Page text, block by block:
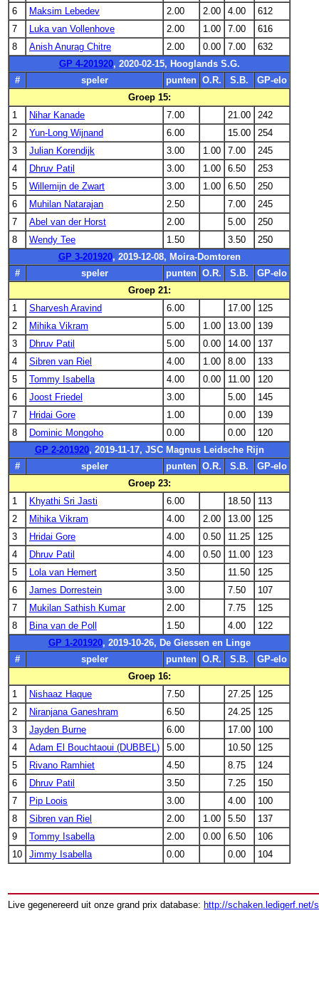
6
Maksim Lebedev 2.00 2.00 4.00
612
7
Luka van Vollenhove 2.00 1.00 7.00
616
8
Anish Anurag Chitre 2.00 0.00 7.00
632
GP 4-201920, 2020-02-15, Hooglands S.G.
#
speler punten O.R. S.B.
GP-elo
Groep 15:
1
Nihar Kanade 7.00 21.00
242
2
Yun-Long Wijnand 6.00 15.00
254
3
Julian Korendijk 3.00 1.00 7.00
245
4
Dhruv Patil 3.00 1.00 6.50
253
5
Willemijn de Zwart 3.00 1.00 6.50
250
6
Muhilan Natarajan 2.50 7.00
245
7
Abel van der Horst 2.00 5.00
250
8
Wendy Tee 1.50 3.50
250
GP 3-201920, 2019-12-08, Moira-Domtoren
#
speler punten O.R. S.B.
GP-elo
Groep 21:
1
Sharvesh Aravind 6.00 17.00
125
2
Mihika Vikram 5.00 1.00 13.00
139
3
Dhruv Patil 5.00 0.00 14.00
137
4
Sibren van Riel 4.00 1.00 8.00
133
5
Tommy Isabella 4.00 0.00 11.00
120
6
Joost Friedel 3.00 5.00
145
7
Hridai Gore 1.00 0.00
139
8
Dominic Mongoho 0.00 0.00
120
GP 2-201920, 2019-11-17, JSC Magnus Leidsche Rijn
#
speler punten O.R. S.B.
GP-elo
Groep 23:
1
Khyathi Sri Jasti 6.00 18.50
113
2
Mihika Vikram 4.00 2.00 13.00
125
3
Hridai Gore 4.00 0.50 11.25
125
4
Dhruv Patil 4.00 0.50 11.00
123
5
Lola van Hemert 3.50 11.50
125
6
James Dorrestein 3.00 7.50
107
7
Mukilan Sathish Kumar 2.00 7.75
125
8
Bina van de Poll 1.50 4.00
122
GP 1-201920, 2019-10-26, De Giessen en Linge
#
speler punten O.R. S.B.
GP-elo
Groep 16:
1
Nishaaz Haque 7.50 27.25
125
2
Niranjana Ganeshram 6.50 24.25
125
3
Jayden Burne 6.00 17.00
100
4
Adam El Bouchtaoui (DUBBEL) 5.00 10.50
125
5
Rivano Ramhiet 4.50 8.75
124
6
Dhruv Patil 3.50 7.25
150
7
Pip Loois 3.00 4.00
100
8
Sibren van Riel 2.00 1.00 5.50
137
9
Tommy Isabella 2.00 0.00 6.50
106
10
Jimmy Isabella 0.00 0.00 104
Live gegenereerd uit onze grand prix database: http://schaken.ledigerf.net/